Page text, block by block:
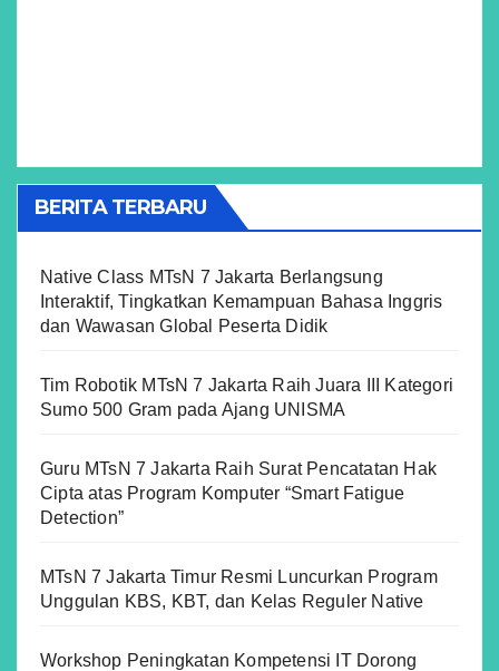
BERITA TERBARU
Native Class MTsN 7 Jakarta Berlangsung
Interaktif, Tingkatkan Kemampuan Bahasa Inggris
dan Wawasan Global Peserta Didik
Tim Robotik MTsN 7 Jakarta Raih Juara III Kategori
Sumo 500 Gram pada Ajang UNISMA
Guru MTsN 7 Jakarta Raih Surat Pencatatan Hak
Cipta atas Program Komputer “Smart Fatigue
Detection”
MTsN 7 Jakarta Timur Resmi Luncurkan Program
Unggulan KBS, KBT, dan Kelas Reguler Native
Workshop Peningkatan Kompetensi IT Dorong